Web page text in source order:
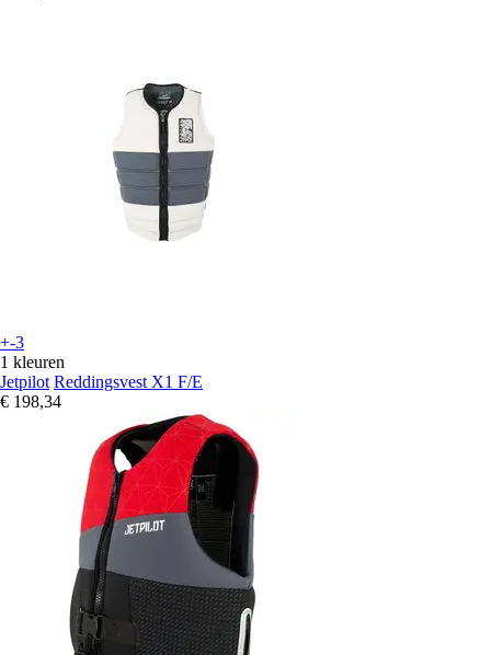
+-3
1 kleuren
Jetpilot Reddingsvest X1 F/E
€ 198,34